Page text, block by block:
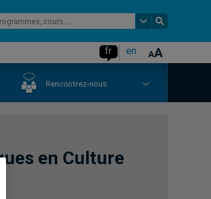
fr en
Rencontrez-nous
en Culture